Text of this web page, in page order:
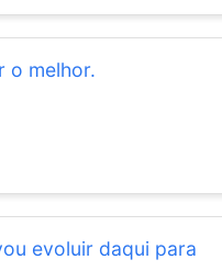
o melhor.
evoluir daqui para